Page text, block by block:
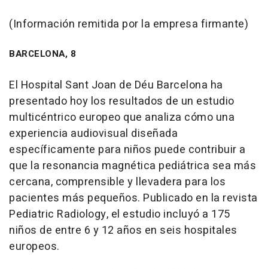
(Información remitida por la empresa firmante)
BARCELONA, 8
El Hospital Sant Joan de Déu Barcelona ha
presentado hoy los resultados de un estudio
multicéntrico europeo que analiza cómo una
experiencia audiovisual diseñada
específicamente para niños puede contribuir a
que la resonancia magnética pediátrica sea más
cercana, comprensible y llevadera para los
pacientes más pequeños. Publicado en la revista
Pediatric Radiology, el estudio incluyó a 175
niños de entre 6 y 12 años en seis hospitales
europeos.